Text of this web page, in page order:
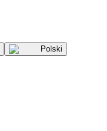
Polski